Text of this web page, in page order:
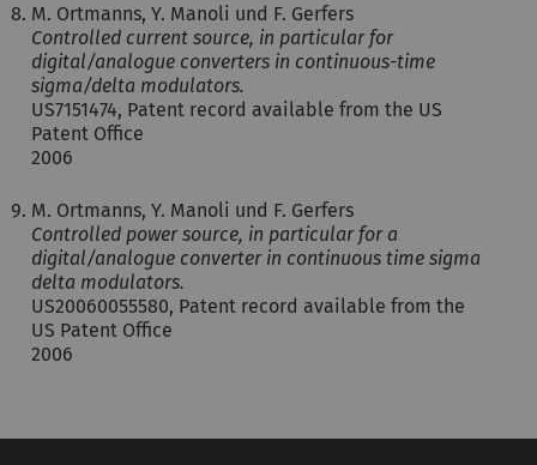
M. Ortmanns, Y. Manoli und F. Gerfers
Controlled current source, in particular for
digital/analogue converters in continuous-time
sigma/delta modulators.
US7151474, Patent record available from the US
Patent Office
2006
M. Ortmanns, Y. Manoli und F. Gerfers
Controlled power source, in particular for a
digital/analogue converter in continuous time sigma
delta modulators.
US20060055580, Patent record available from the
US Patent Office
2006